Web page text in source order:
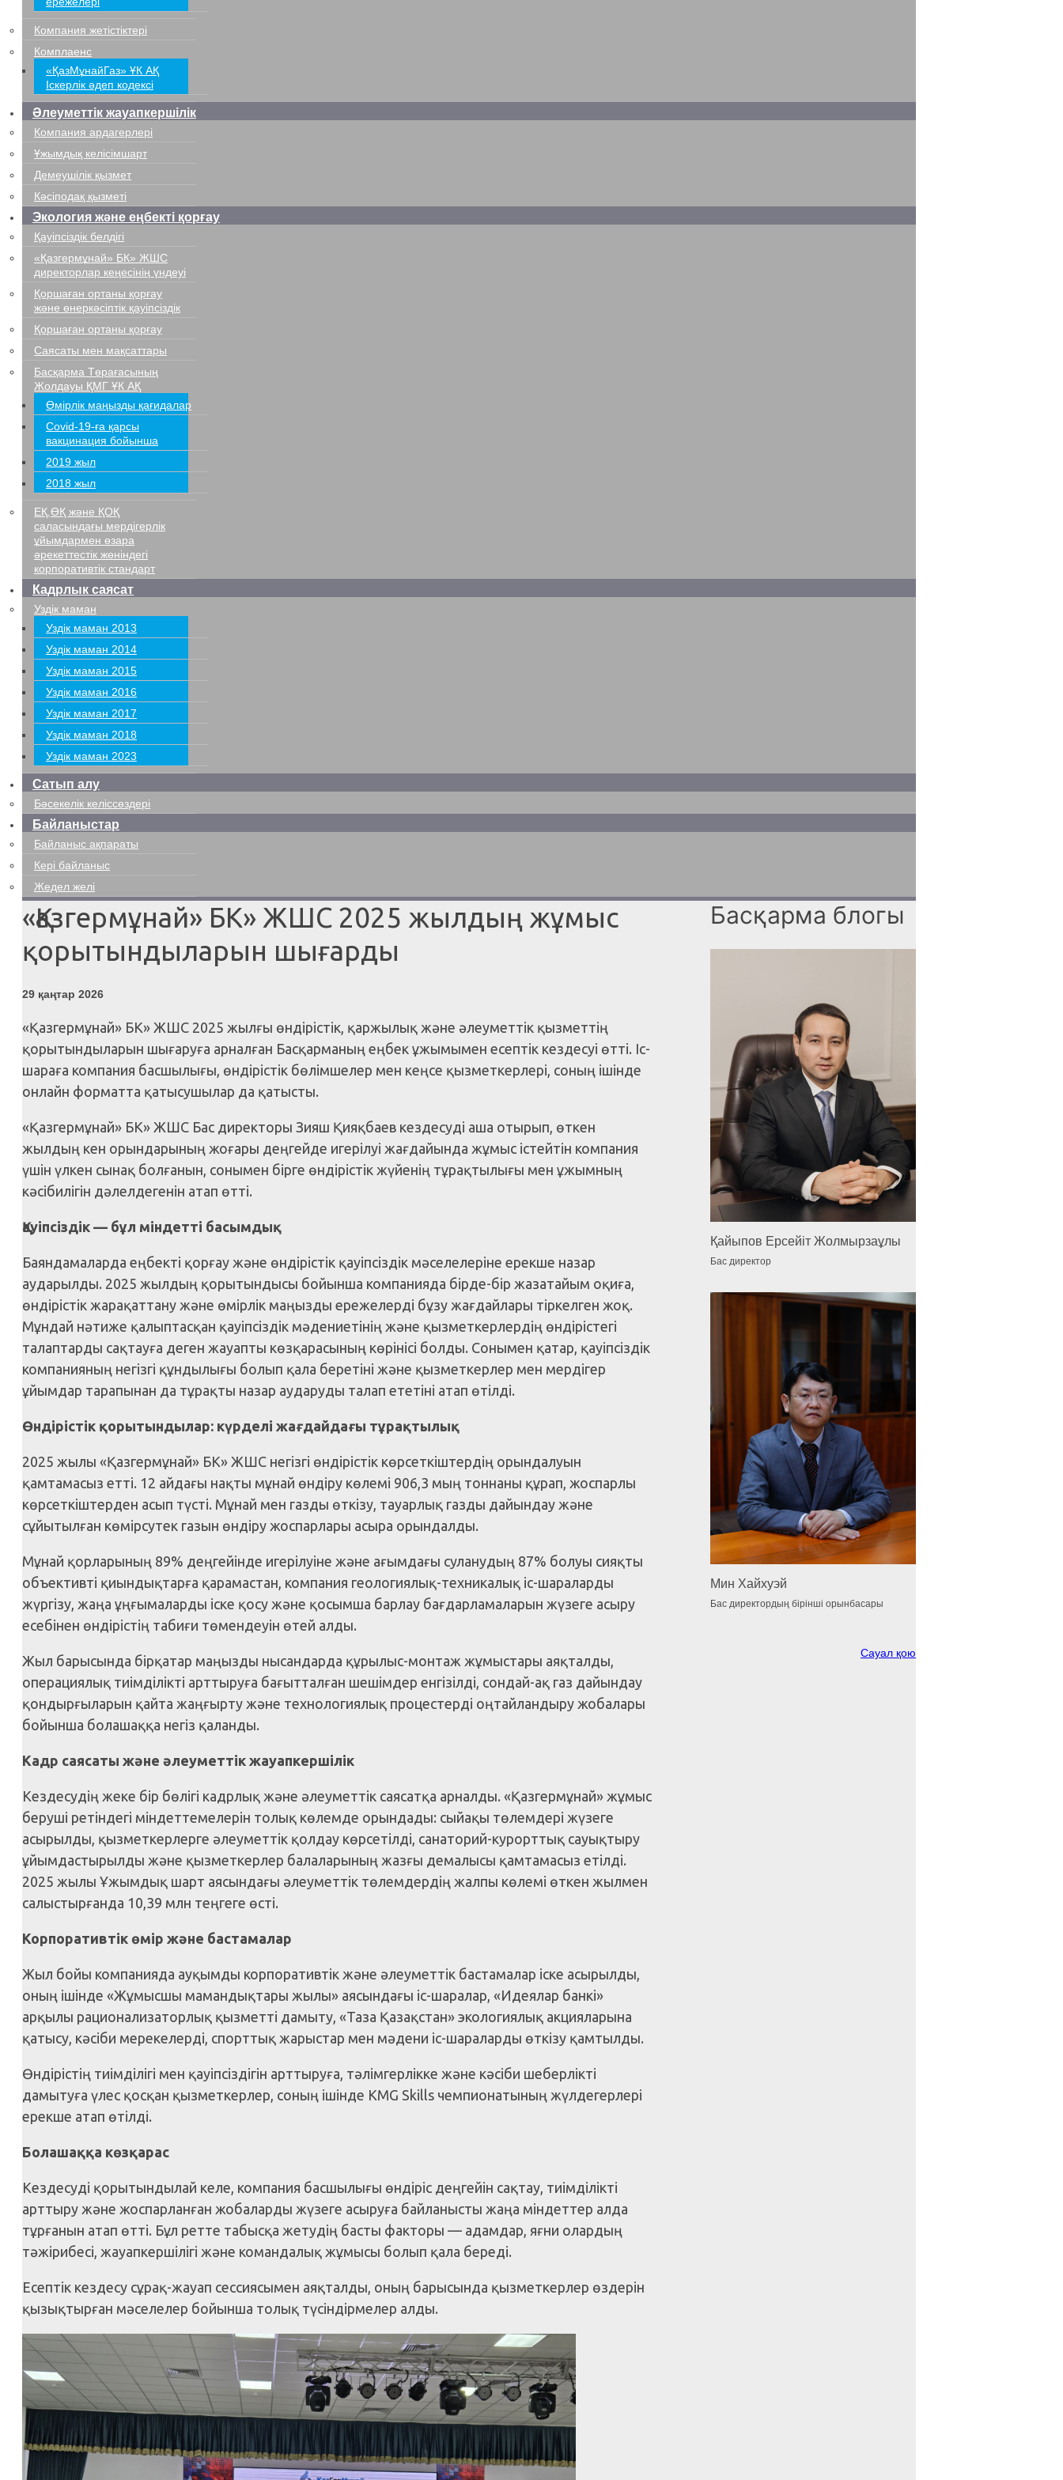
Компания жетістіктері
Комплаенс
«ҚазМұнайГаз» ҰК АҚ
Іскерлік әдеп кодексі
Әлеуметтік жауапкершілік
Компания ардагерлері
Ұжымдық келісімшарт
Демеушілік қызмет
Кәсіподақ қызметі
Экология және еңбекті қорғау
Қауіпсіздік белдігі
«Қазгермұнай» БК» ЖШС
директорлар кеңесінің үндеуі
Қоршаған ортаны қорғау
және өнеркәсіптік қауіпсіздік
Қоршаған ортаны қорғау
Саясаты мен мақсаттары
Басқарма Төрағасының
Жолдауы ҚМГ ҰК АҚ
Өмірлік маңызды қағидалар
Covid-19-ға қарсы
вакцинация бойынша
2019 жыл
2018 жыл
ЕҚ,ӨҚ және ҚОҚ
саласындағы мердігерлік
ұйымдармен өзара
әрекеттестік жөніндегі
корпоративтік стандарт
Кадрлык саясат
Уздік маман
Уздік маман 2013
Уздік маман 2014
Уздік маман 2015
Уздік маман 2016
Уздік маман 2017
Уздік маман 2018
Уздік маман 2023
Сатып алу
Бәсекелік келіссөздері
Байланыстар
Байланыс ақпараты
Кері байланыс
Жедел желі
«Қазгермұнай» БК» ЖШС 2025 жылдың жұмыс
қорытындыларын шығарды
29 қаңтар 2026
«Қазгермұнай» БК» ЖШС 2025 жылғы өндірістік, қаржылық және әлеуметтік қызметтің
қорытындыларын шығаруға арналған Басқарманың еңбек ұжымымен есептік кездесуі өтті. Іс-
шараға компания басшылығы, өндірістік бөлімшелер мен кеңсе қызметкерлері, соның ішінде
онлайн форматта қатысушылар да қатысты.
«Қазгермұнай» БК» ЖШС Бас директоры Зияш Қияқбаев кездесуді аша отырып, өткен
жылдың кен орындарының жоғары деңгейде игерілуі жағдайында жұмыс істейтін компания
үшін үлкен сынақ болғанын, сонымен бірге өндірістік жүйенің тұрақтылығы мен ұжымның
кәсібилігін дәлелдегенін атап өтті.
Қауіпсіздік — бұл міндетті басымдық
Баяндамаларда еңбекті қорғау және өндірістік қауіпсіздік мәселелеріне ерекше назар
аударылды. 2025 жылдың қорытындысы бойынша компанияда бірде-бір жазатайым оқиға,
өндірістік жарақаттану және өмірлік маңызды ережелерді бұзу жағдайлары тіркелген жоқ.
Мұндай нәтиже қалыптасқан қауіпсіздік мәдениетінің және қызметкерлердің өндірістегі
талаптарды сақтауға деген жауапты көзқарасының көрінісі болды. Сонымен қатар, қауіпсіздік
компанияның негізгі құндылығы болып қала беретіні және қызметкерлер мен мердігер
ұйымдар тарапынан да тұрақты назар аударуды талап ететіні атап өтілді.
Өндірістік қорытындылар: күрделі жағдайдағы тұрақтылық
2025 жылы «Қазгермұнай» БК» ЖШС негізгі өндірістік көрсеткіштердің орындалуын
қамтамасыз етті. 12 айдағы нақты мұнай өндіру көлемі 906,3 мың тоннаны құрап, жоспарлы
көрсеткіштерден асып түсті. Мұнай мен газды өткізу, тауарлық газды дайындау және
сұйытылған көмірсутек газын өндіру жоспарлары асыра орындалды.
Мұнай қорларының 89% деңгейінде игерілуіне және ағымдағы суланудың 87% болуы сияқты
объективті қиындықтарға қарамастан, компания геологиялық-техникалық іс-шараларды
жүргізу, жаңа ұңғымаларды іске қосу және қосымша барлау бағдарламаларын жүзеге асыру
есебінен өндірістің табиғи төмендеуін өтей алды.
Жыл барысында бірқатар маңызды нысандарда құрылыс-монтаж жұмыстары аяқталды,
операциялық тиімділікті арттыруға бағытталған шешімдер енгізілді, сондай-ақ газ дайындау
қондырғыларын қайта жаңғырту және технологиялық процестерді оңтайландыру жобалары
бойынша болашаққа негіз қаланды.
Кадр саясаты және әлеуметтік жауапкершілік
Кездесудің жеке бір бөлігі кадрлық және әлеуметтік саясатқа арналды. «Қазгермұнай» жұмыс
беруші ретіндегі міндеттемелерін толық көлемде орындады: сыйақы төлемдері жүзеге
асырылды, қызметкерлерге әлеуметтік қолдау көрсетілді, санаторий-курорттық сауықтыру
ұйымдастырылды және қызметкерлер балаларының жазғы демалысы қамтамасыз етілді.
2025 жылы Ұжымдық шарт аясындағы әлеуметтік төлемдердің жалпы көлемі өткен жылмен
салыстырғанда 10,39 млн теңгеге өсті.
Корпоративтік өмір және бастамалар
Жыл бойы компанияда ауқымды корпоративтік және әлеуметтік бастамалар іске асырылды,
оның ішінде «Жұмысшы мамандықтары жылы» аясындағы іс-шаралар, «Идеялар банкі»
арқылы рационализаторлық қызметті дамыту, «Таза Қазақстан» экологиялық акцияларына
қатысу, кәсіби мерекелерді, спорттық жарыстар мен мәдени іс-шараларды өткізу қамтылды.
Өндірістің тиімділігі мен қауіпсіздігін арттыруға, тәлімгерлікке және кәсіби шеберлікті
дамытуға үлес қосқан қызметкерлер, соның ішінде KMG Skills чемпионатының жүлдегерлері
ерекше атап өтілді.
Болашаққа көзқарас
Кездесуді қорытындылай келе, компания басшылығы өндіріс деңгейін сақтау, тиімділікті
арттыру және жоспарланған жобаларды жүзеге асыруға байланысты жаңа міндеттер алда
тұрғанын атап өтті. Бұл ретте табысқа жетудің басты факторы — адамдар, яғни олардың
тәжірибесі, жауапкершілігі және командалық жұмысы болып қала береді.
Есептік кездесу сұрақ-жауап сессиясымен аяқталды, оның барысында қызметкерлер өздерін
қызықтырған мәселелер бойынша толық түсіндірмелер алды.
Басқарма блогы
Қайыпов Ерсейіт Жолмырзаұлы
Бас директор
Мин Хайхуэй
Бас директордың бірінші орынбасары
Сауал қою